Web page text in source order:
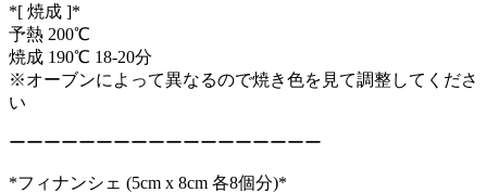
*[ 焼成 ]*
予熱 200℃
焼成 190℃ 18-20分
※オーブンによって異なるので焼き色を見て調整してくださ
い
ーーーーーーーーーーーーーーーーーー
*フィナンシェ (5cm x 8cm 各8個分)*